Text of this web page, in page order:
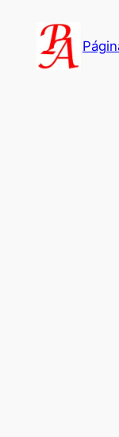
contenido